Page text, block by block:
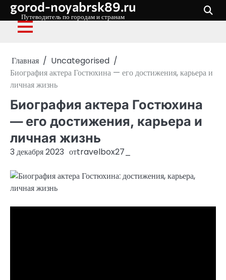
Перейти
содержимому
gorod-noyabrsk89.ru
Путеводитель по городам и странам
Главная
Uncategorised
Биография актера Гостюхина — его достижения, карьера и
личная жизнь
Биография актера Гостюхина
— его достижения, карьера и
личная жизнь
3 декабря 2023 отtravelbox27_